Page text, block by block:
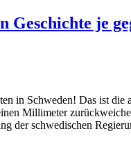
Geschichte je
in Schweden! Das ist die
Millimeter
der schwedischen